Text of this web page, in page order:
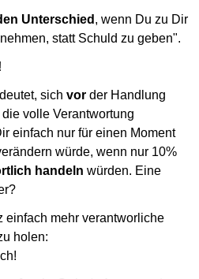
Unterschied , wenn Du zu Dir
statt Schuld zu geben".
sich vor der Handlung
volle Verantwortung
einfach nur für einen Moment
würde, wenn nur 10%
handeln würden. Eine
einfach mehr verantworliche
holen: